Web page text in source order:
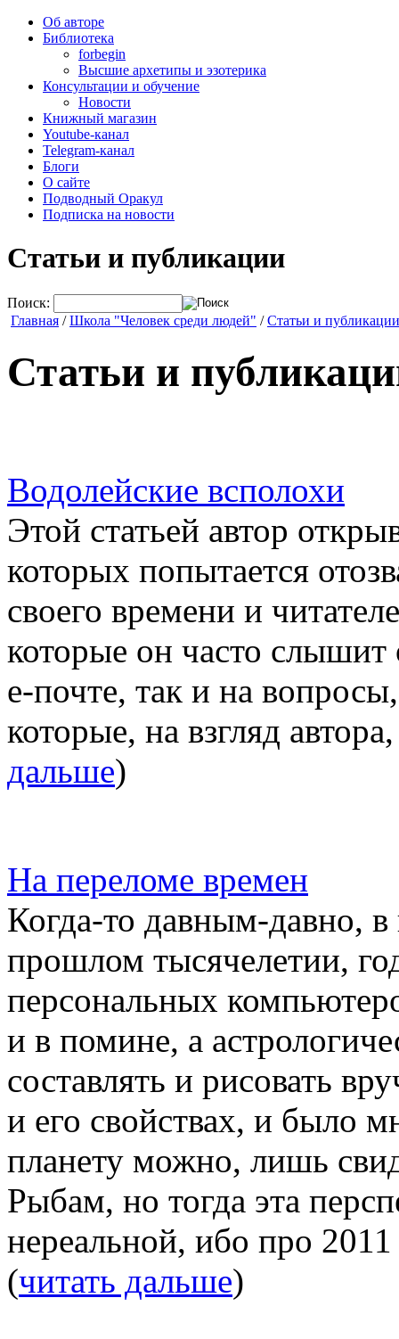
Об авторе
Библиотека
forbegin
Высшие архетипы и эзотерика
Консультации и обучение
Новости
Книжный магазин
Youtube-канал
Telegram-канал
Блоги
О сайте
Подводный Оракул
Подписка на новости
Статьи и публикации
Поиск:
Главная /Школа "Человек среди людей" /Статьи и публикации
Статьи и
Водолейские всполохи
Этой статьей автор
которых попытается
своего времени и
которые он часто
е-почте, так и на
которые, на взгляд
дальше)
На переломе времен
Когда-то давным-давно,
прошлом тысячелетии,
персональных
и в помине, а
составлять и рисовать
и его свойствах, и было
планету можно, лишь
Рыбам, но тогда эта
нереальной, ибо про 2011
(читать дальше)